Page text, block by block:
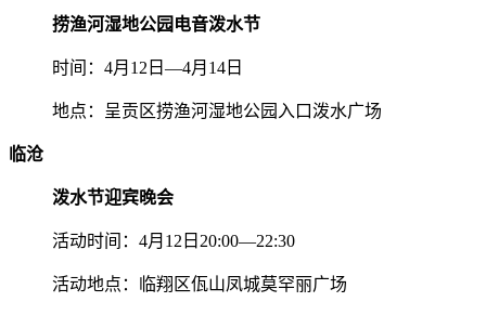
捞渔河湿地公园电音泼水节
时间：4月12日—4月14日
地点：呈贡区捞渔河湿地公园入口泼水广场
临沧
泼水节迎宾晚会
活动时间：4月12日20:00—22:30
活动地点：临翔区佤山凤城莫罕丽广场